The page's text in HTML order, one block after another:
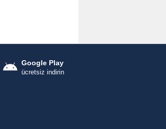
Google Play
ücretsiz indirin